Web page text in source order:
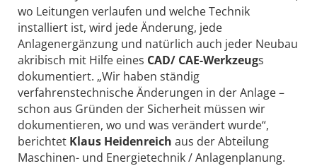
wo Leitungen verlaufen und welche Technik
installiert ist, wird jede Änderung, jede
Anlagenergänzung und natürlich auch jeder Neubau
akribisch mit Hilfe eines CAD/ CAE-Werkzeugs
dokumentiert. „Wir haben ständig
verfahrenstechnische Änderungen in der Anlage –
schon aus Gründen der Sicherheit müssen wir
dokumentieren, wo und was verändert wurde“,
berichtet Klaus Heidenreich aus der Abteilung
Maschinen- und Energietechnik / Anlagenplanung.